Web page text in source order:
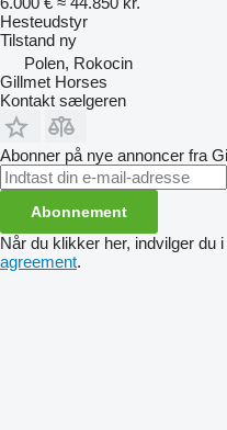
Hesteudstyr
Tilstand ny
Polen, Rokocin
Gillmet Horses
Kontakt sælgeren
Abonner på nye annoncer fra
Abonnement
Når du klikker her, indvilger du
agreement.